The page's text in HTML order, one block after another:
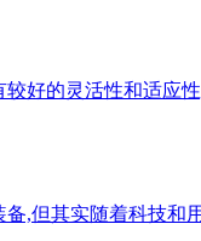
好的灵活性和适应
,但其实随着科技